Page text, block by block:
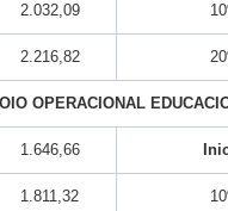
2.032,09
2.216,82
OPERACIONAL
1.646,66
1.811,32